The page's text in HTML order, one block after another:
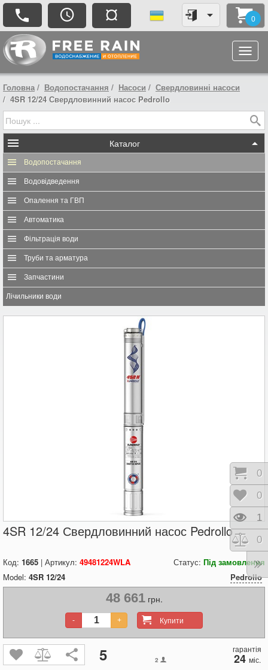
¤ 0
Головна Водопостачання Насоси
Свердловинні насоси
4SR 12/24 Свердловинний насос Pedrollo
Каталог
Водопостачання
Водовідведення
Опалення та ГВП
Автоматика
Фільтрація води
Труби та арматура
Запчастини
Лічильники води
4SR 12/24 Свердловинний насос Pedrollo
Код: 1665 | Артикул: 49481224WLA Статус: Під замовлення
Model: 4SR 12/24 Pedrollo
48 661грн.
Купити
- +
5 2
гарантія
24 міс.
0
0
1
0